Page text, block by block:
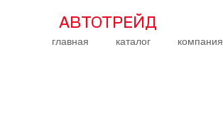
АВТОТРЕЙД
главная каталог компания